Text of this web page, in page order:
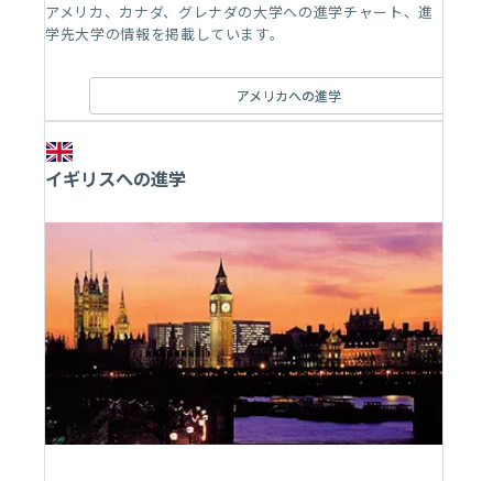
アメリカ、カナダ、グレナダの大学への進学チャート、進
学先大学の情報を掲載しています。
アメリカへの進学
イギリスへの進学